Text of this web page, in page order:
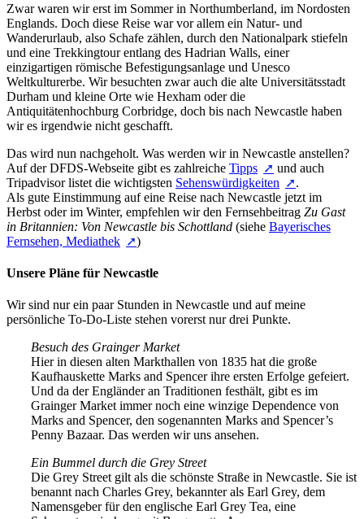
Zwar waren wir erst im Sommer in Northumberland, im Nordosten
Englands. Doch diese Reise war vor allem ein Natur- und
Wanderurlaub, also Schafe zählen, durch den Nationalpark stiefeln
und eine Trekkingtour entlang des Hadrian Walls, einer
einzigartigen römische Befestigungsanlage und Unesco
Weltkulturerbe. Wir besuchten zwar auch die alte Universitätsstadt
Durham und kleine Orte wie Hexham oder die
Antiquitätenhochburg Corbridge, doch bis nach Newcastle haben
wir es irgendwie nicht geschafft.
Das wird nun nachgeholt. Was werden wir in Newcastle anstellen?
Auf der DFDS-Webseite gibt es zahlreiche Tipps
und auch
Tripadvisor listet die wichtigsten Sehenswürdigkeiten
.
Als gute Einstimmung auf eine Reise nach Newcastle jetzt im
Herbst oder im Winter, empfehlen wir den Fernsehbeitrag Zu Gast
in Britannien: Von Newcastle bis Schottland (siehe Bayerisches
Fernsehen, Mediathek
)
Unsere Pläne für Newcastle
Wir sind nur ein paar Stunden in Newcastle und auf meine
persönliche To-Do-Liste stehen vorerst nur drei Punkte.
Besuch des Grainger Market
Hier in diesen alten Markthallen von 1835 hat die große
Kaufhauskette Marks and Spencer ihre ersten Erfolge gefeiert.
Und da der Engländer an Traditionen festhält, gibt es im
Grainger Market immer noch eine winzige Dependence von
Marks and Spencer, den sogenannten Marks and Spencer’s
Penny Bazaar. Das werden wir uns ansehen.
Ein Bummel durch die Grey Street
Die Grey Street gilt als die schönste Straße in Newcastle. Sie ist
benannt nach Charles Grey, bekannter als Earl Grey, dem
Namensgeber für den englische Earl Grey Tea, eine